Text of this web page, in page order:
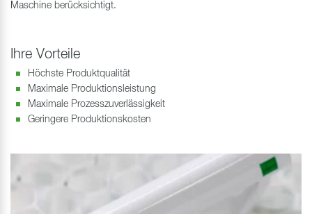
Maschine berücksichtigt.
Ihre Vorteile
Höchste Produktqualität
Maximale Produktionsleistung
Maximale Prozesszuverlässigkeit
Geringere Produktionskosten